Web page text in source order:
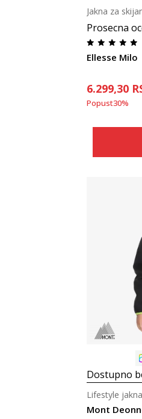
Prosecna
Ellesse Milo
Jakna za
6.299,30
Popust30%
Dostupno
Mont
Lifestyle